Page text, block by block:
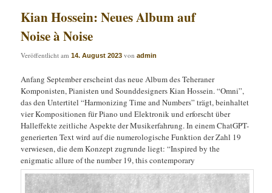
Kian Hossein: Neues Album auf
Noise à Noise
Veröffentlicht am14. August 2023 vonadmin
Anfang September erscheint das neue Album des Teheraner
Komponisten, Pianisten und Sounddesigners Kian Hossein. “Omni”,
das den Untertitel “Harmonizing Time and Numbers” trägt, beinhaltet
vier Kompositionen für Piano und Elektronik und erforscht über
Halleffekte zeitliche Aspekte der Musikerfahrung. In einem ChatGPT-
generierten Text wird auf die numerologische Funktion der Zahl 19
verwiesen, die dem Konzept zugrunde liegt: “Inspired by the
enigmatic allure of the number 19, this contemporary